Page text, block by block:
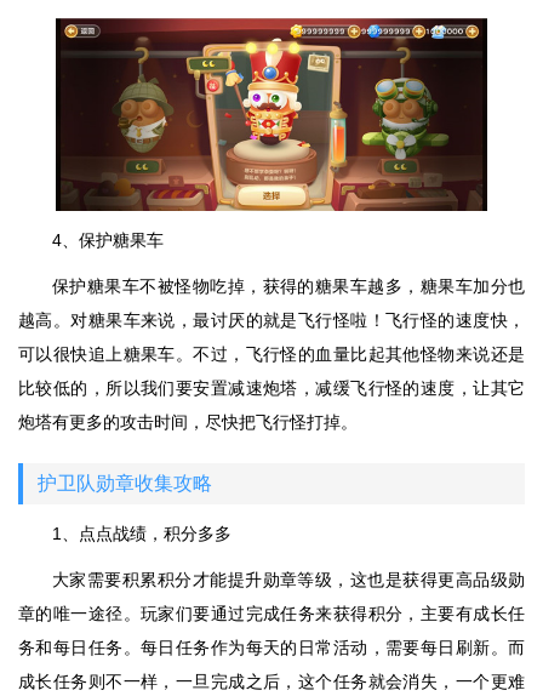
4、保护糖果车
保护糖果车不被怪物吃掉，获得的糖果车越多，糖果车加分也
越高。对糖果车来说，最讨厌的就是飞行怪啦！飞行怪的速度快，
可以很快追上糖果车。不过，飞行怪的血量比起其他怪物来说还是
比较低的，所以我们要安置减速炮塔，减缓飞行怪的速度，让其它
炮塔有更多的攻击时间，尽快把飞行怪打掉。
护卫队勋章收集攻略
1、点点战绩，积分多多
大家需要积累积分才能提升勋章等级，这也是获得更高品级勋
章的唯一途径。玩家们要通过完成任务来获得积分，主要有成长任
务和每日任务。每日任务作为每天的日常活动，需要每日刷新。而
成长任务则不一样，一旦完成之后，这个任务就会消失，一个更难